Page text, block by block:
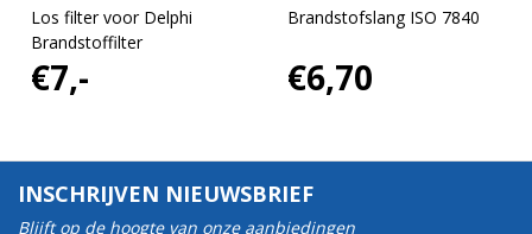
Los filter voor Delphi
Brandstoffilter
€7,-
Brandstofslang ISO 7840
€6,70
INSCHRIJVEN NIEUWSBRIEF
Blijft op de hoogte van onze aanbiedingen